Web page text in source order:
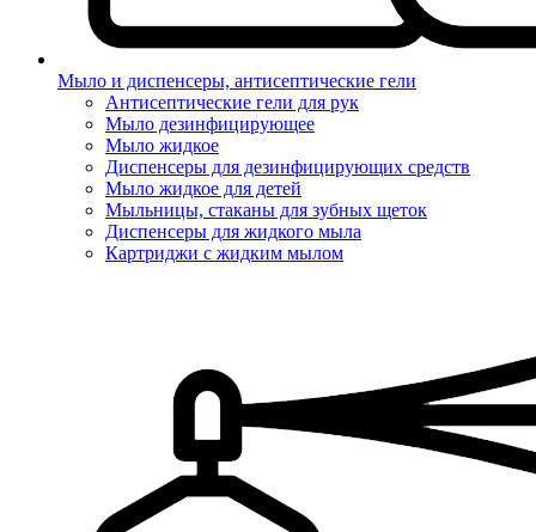
Мыло и диспенсеры, антисептические гели
Антисептические гели для рук
Мыло дезинфицирующее
Мыло жидкое
Диспенсеры для дезинфицирующих средств
Мыло жидкое для детей
Мыльницы, стаканы для зубных щеток
Диспенсеры для жидкого мыла
Картриджи с жидким мылом